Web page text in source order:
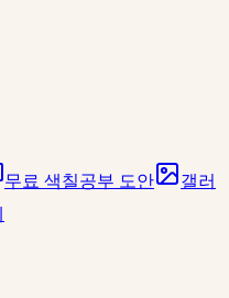
무료 색칠공부 도안
갤러